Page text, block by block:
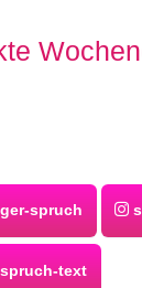
spruch
spruch-text